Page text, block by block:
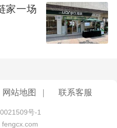
家一场
网站地图 联系客服
号-1